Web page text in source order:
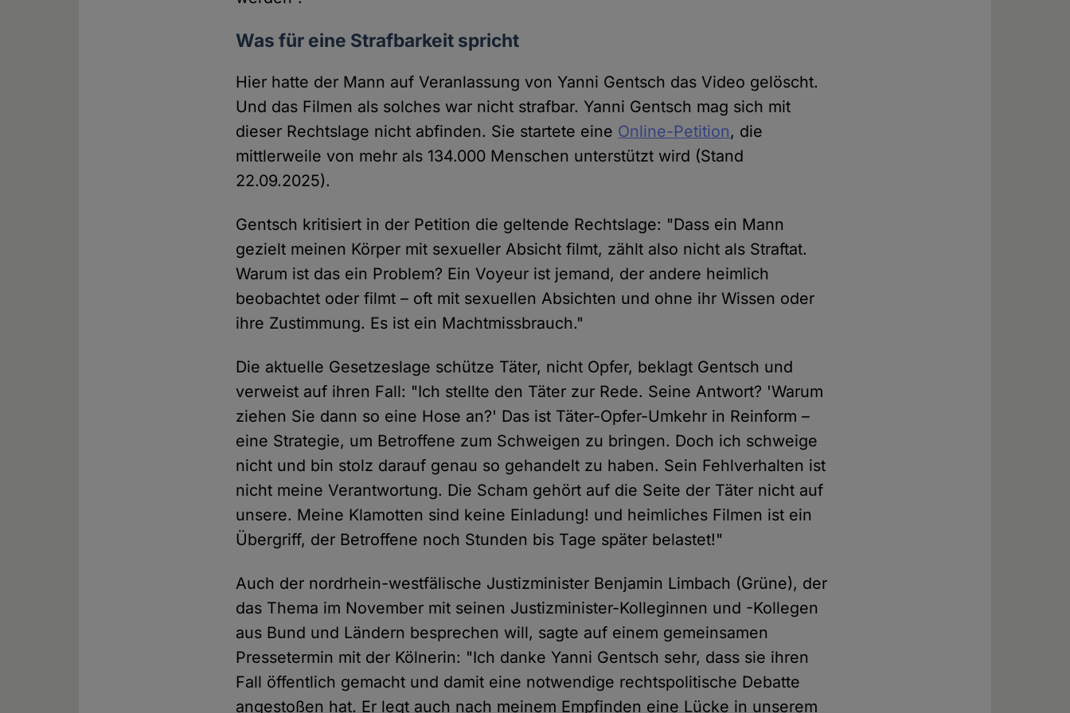
Was für eine Strafbarkeit spricht
Hier hatte der Mann auf Veranlassung von Yanni Gentsch das Video gelöscht.
Und das Filmen als solches war nicht strafbar. Yanni Gentsch mag sich mit
dieser Rechtslage nicht abfinden. Sie startete eine Online-Petition, die
mittlerweile von mehr als 134.000 Menschen unterstützt wird (Stand
22.09.2025).
Gentsch kritisiert in der Petition die geltende Rechtslage: "Dass ein Mann
gezielt meinen Körper mit sexueller Absicht filmt, zählt also nicht als Straftat.
Warum ist das ein Problem? Ein Voyeur ist jemand, der andere heimlich
beobachtet oder filmt – oft mit sexuellen Absichten und ohne ihr Wissen oder
ihre Zustimmung. Es ist ein Machtmissbrauch."
Die aktuelle Gesetzeslage schütze Täter, nicht Opfer, beklagt Gentsch und
verweist auf ihren Fall: "Ich stellte den Täter zur Rede. Seine Antwort? 'Warum
ziehen Sie dann so eine Hose an?' Das ist Täter-Opfer-Umkehr in Reinform –
eine Strategie, um Betroffene zum Schweigen zu bringen. Doch ich schweige
nicht und bin stolz darauf genau so gehandelt zu haben. Sein Fehlverhalten ist
nicht meine Verantwortung. Die Scham gehört auf die Seite der Täter nicht auf
unsere. Meine Klamotten sind keine Einladung! und heimliches Filmen ist ein
Übergriff, der Betroffene noch Stunden bis Tage später belastet!"
Auch der nordrhein-westfälische Justizminister Benjamin Limbach (Grüne), der
das Thema im November mit seinen Justizminister-Kolleginnen und -Kollegen
aus Bund und Ländern besprechen will, sagte auf einem gemeinsamen
Pressetermin mit der Kölnerin: "Ich danke Yanni Gentsch sehr, dass sie ihren
Fall öffentlich gemacht und damit eine notwendige rechtspolitische Debatte
angestoßen hat. Er legt auch nach meinem Empfinden eine Lücke in unserem